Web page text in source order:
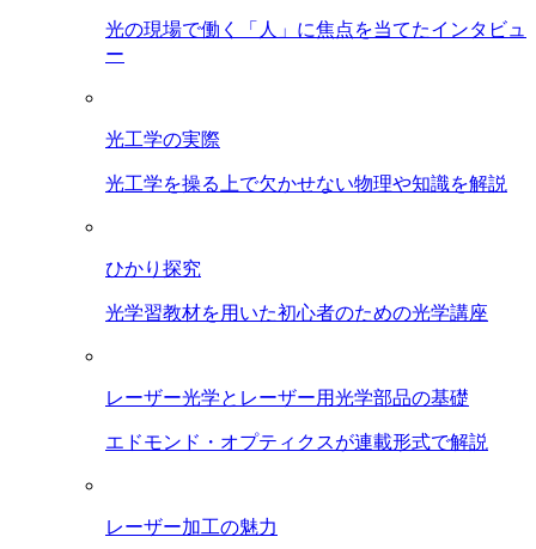
光の現場で働く「人」に焦点を当てたインタビュ
ー
光工学の実際
光工学を操る上で欠かせない物理や知識を解説
ひかり探究
光学習教材を用いた初心者のための光学講座
レーザー光学とレーザー用光学部品の基礎
エドモンド・オプティクスが連載形式で解説
レーザー加工の魅力